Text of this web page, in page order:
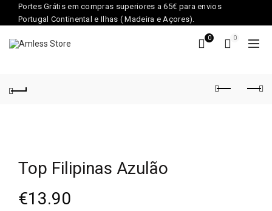
Portes Grátis em compras superiores a 65€ para envios
Portugal Continental e Ilhas ( Madeira e Açores).
0 0
Top Filipinas Azulão
€13.90